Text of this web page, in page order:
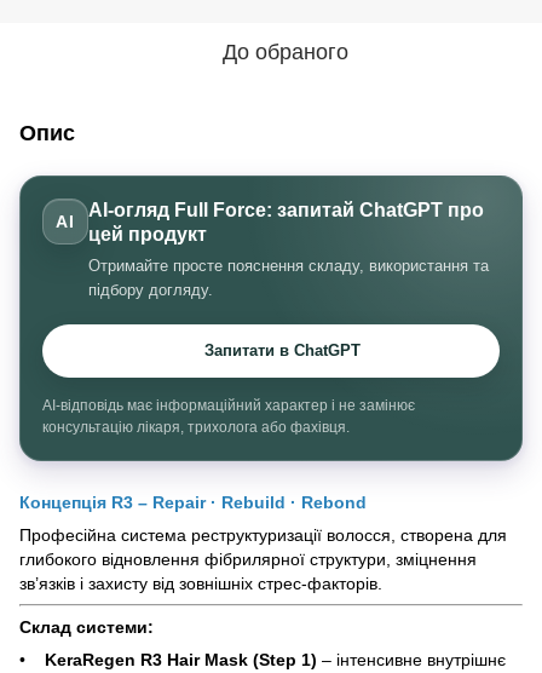
До обраного
Опис
AI
AI-огляд Full Force: запитай ChatGPT про
цей продукт
Отримайте просте пояснення складу, використання та
підбору догляду.
Запитати в ChatGPT
AI-відповідь має інформаційний характер і не замінює
консультацію лікаря, трихолога або фахівця.
Концепція R3 – Repair · Rebuild · Rebond
Професійна система реструктуризації волосся, створена для
глибокого відновлення фібрилярної структури, зміцнення
зв’язків і захисту від зовнішніх стрес-факторів.
Склад системи:
• KeraRegen R3 Hair Mask (Step 1) – інтенсивне внутрішнє